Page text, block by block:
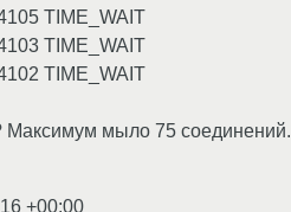
TIME_WAIT
TIME_WAIT
TIME_WAIT
Максимум мыло 75 соединений.
+00:00